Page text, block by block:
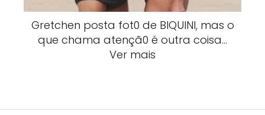
Gretchen posta fot0 de BlQUlNI, mas o
que chama atençã0 é outra coisa…
Ver mais